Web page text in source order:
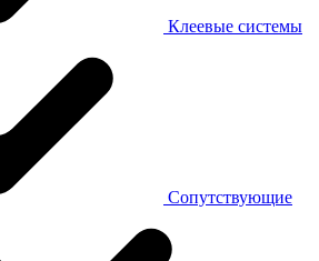
Клеевые системы
Сопутствующие